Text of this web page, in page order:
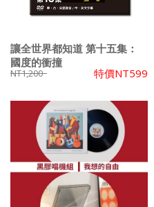
讓全世界都知道 第十五集：
國度的衝撞
NT1,200 特價NT599